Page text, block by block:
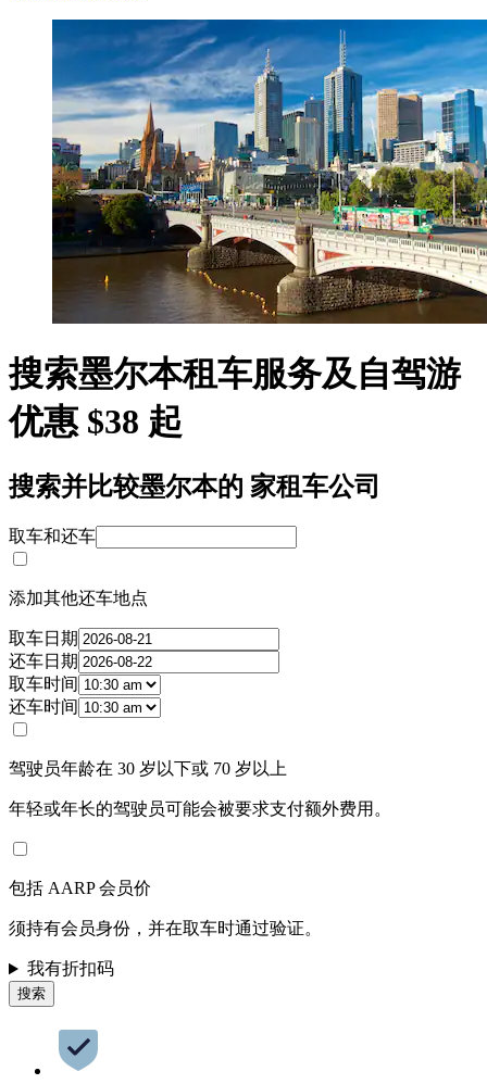
搜索墨尔本租车服务及自驾游
优惠 $38 起
搜索并比较墨尔本的 家租车公司
取车和还车
添加其他还车地点
取车日期
还车日期
取车时间
还车时间
驾驶员年龄在 30 岁以下或 70 岁以上
年轻或年长的驾驶员可能会被要求支付额外费用。
包括 AARP 会员价
须持有会员身份，并在取车时通过验证。
我有折扣码
搜索